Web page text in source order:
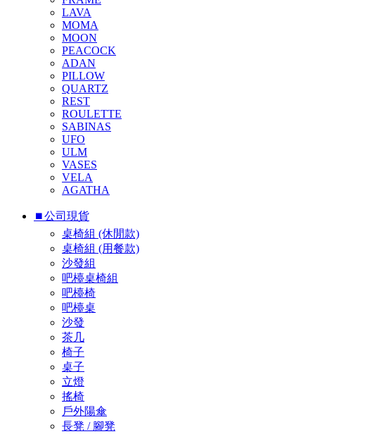
LAVA
MOMA
MOON
PEACOCK
ADAN
PILLOW
QUARTZ
REST
ROULETTE
SABINAS
UFO
ULM
VASES
VELA
AGATHA
⏹︎公司現貨
桌椅組 (休閒款)
桌椅組 (用餐款)
沙發組
吧檯桌椅組
吧檯椅
吧檯桌
沙發
茶几
椅子
桌子
立燈
搖椅
戶外陽傘
長凳 / 腳凳